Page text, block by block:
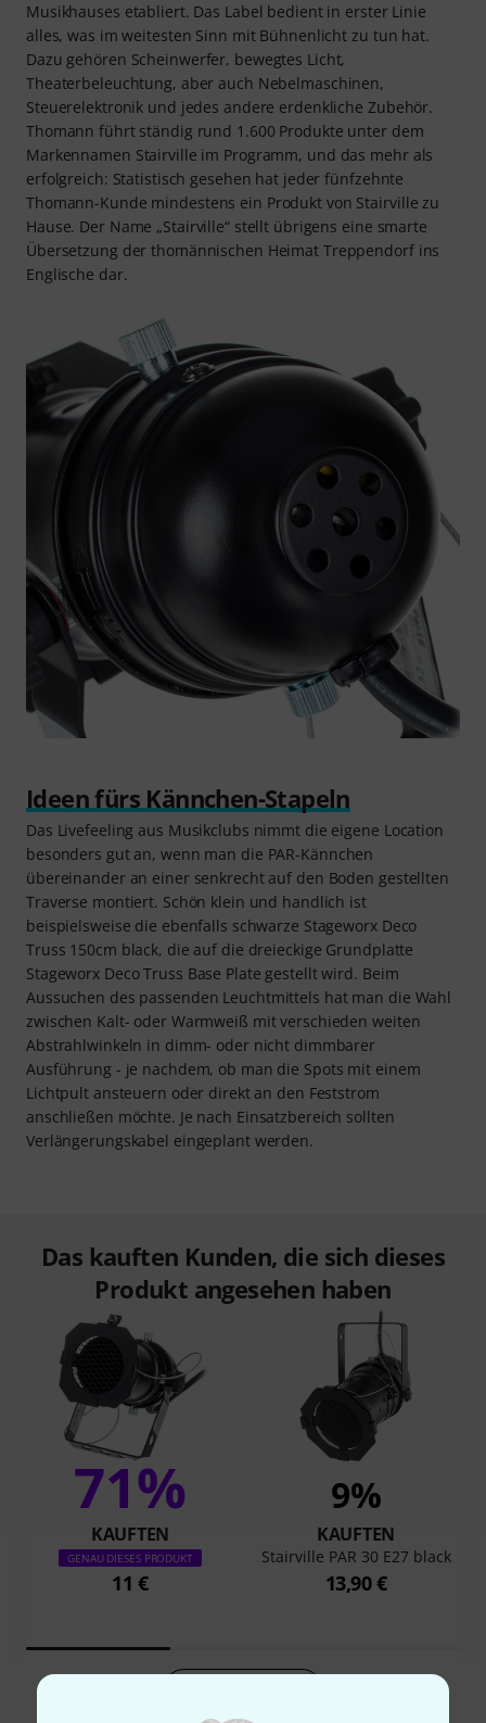
Musikhauses etabliert. Das Label bedient in erster Linie
alles, was im weitesten Sinn mit Bühnenlicht zu tun hat.
Dazu gehören Scheinwerfer, bewegtes Licht,
Theaterbeleuchtung, aber auch Nebelmaschinen,
Steuerelektronik und jedes andere erdenkliche Zubehör.
Thomann führt ständig rund 1.600 Produkte unter dem
Markennamen Stairville im Programm, und das mehr als
erfolgreich: Statistisch gesehen hat jeder fünfzehnte
Thomann-Kunde mindestens ein Produkt von Stairville zu
Hause. Der Name „Stairville“ stellt übrigens eine smarte
Übersetzung der thomännischen Heimat Treppendorf ins
Englische dar.
Ideen fürs Kännchen-Stapeln
Das Livefeeling aus Musikclubs nimmt die eigene Location
besonders gut an, wenn man die PAR-Kännchen
übereinander an einer senkrecht auf den Boden gestellten
Traverse montiert. Schön klein und handlich ist
beispielsweise die ebenfalls schwarze Stageworx Deco
Truss 150cm black, die auf die dreieckige Grundplatte
Stageworx Deco Truss Base Plate gestellt wird. Beim
Aussuchen des passenden Leuchtmittels hat man die Wahl
zwischen Kalt- oder Warmweiß mit verschieden weiten
Abstrahlwinkeln in dimm- oder nicht dimmbarer
Ausführung - je nachdem, ob man die Spots mit einem
Lichtpult ansteuern oder direkt an den Feststrom
anschließen möchte. Je nach Einsatzbereich sollten
Verlängerungskabel eingeplant werden.
Das kauften Kunden, die sich dieses
Produkt angesehen haben
71%
KAUFTEN
GENAU DIESES PRODUKT
11 €
9%
KAUFTEN
Stairville PAR 30 E27 black
13,90 €